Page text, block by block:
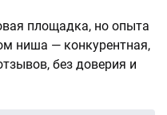
площадка, но опыта
ниша — конкурентная,
без доверия и